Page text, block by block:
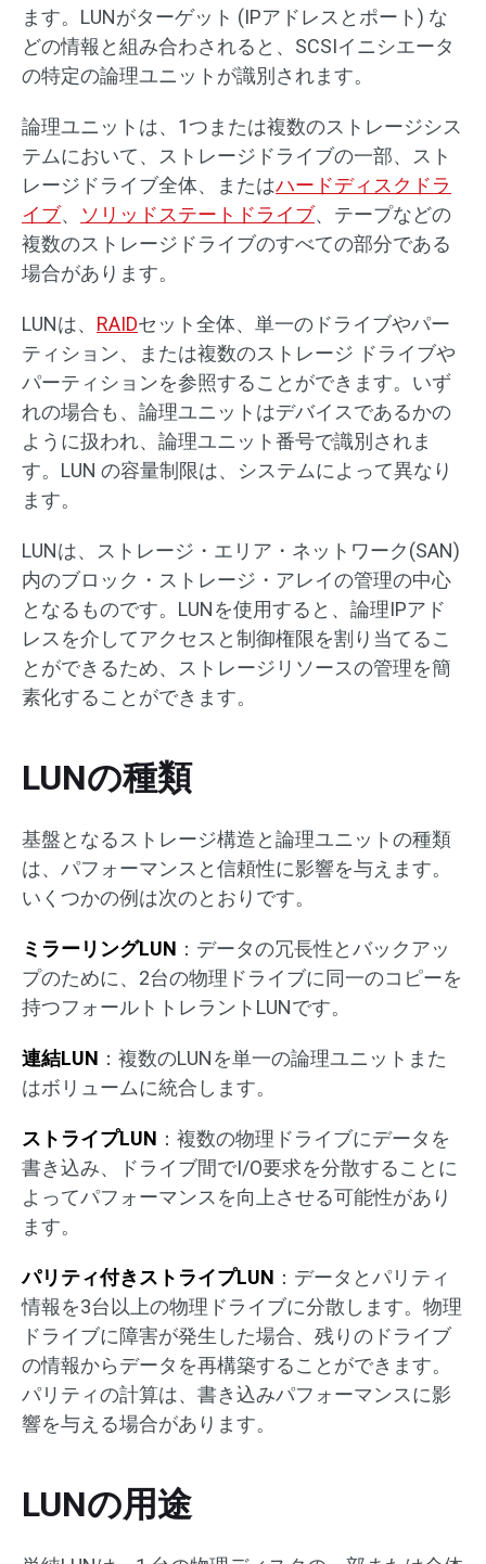
ます。LUNがターゲット (IPアドレスとポート) な
どの情報と組み合わされると、SCSIイニシエータ
の特定の論理ユニットが識別されます。
論理ユニットは、1つまたは複数のストレージシス
テムにおいて、ストレージドライブの一部、スト
レージドライブ全体、またはハードディスクドラ
イブ、 ソリッドステートドライブ、テープなどの
複数のストレージドライブのすべての部分である
場合があります。
LUNは、 RAIDセット全体、単一のドライブやパー
ティション、または複数のストレージ ドライブや
パーティションを参照することができます。いず
れの場合も、論理ユニットはデバイスであるかの
ように扱われ、論理ユニット番号で識別されま
す。LUN の容量制限は、システムによって異なり
ます。
LUNは、ストレージ・エリア・ネットワーク(SAN)
内のブロック・ストレージ・アレイの管理の中心
となるものです。LUNを使用すると、論理IPアド
レスを介してアクセスと制御権限を割り当てるこ
とができるため、ストレージリソースの管理を簡
素化することができます。
LUNの種類
基盤となるストレージ構造と論理ユニットの種類
は、パフォーマンスと信頼性に影響を与えます。
いくつかの例は次のとおりです。
ミラーリングLUN ：データの冗長性とバックアッ
プのために、2台の物理ドライブに同一のコピーを
持つフォールトトレラントLUNです。
連結LUN ：複数のLUNを単一の論理ユニットまた
はボリュームに統合します。
ストライプLUN ：複数の物理ドライブにデータを
書き込み、ドライブ間でI/O要求を分散することに
よってパフォーマンスを向上させる可能性があり
ます。
パリティ付きストライプLUN ：データとパリティ
情報を3台以上の物理ドライブに分散します。物理
ドライブに障害が発生した場合、残りのドライブ
の情報からデータを再構築することができます。
パリティの計算は、書き込みパフォーマンスに影
響を与える場合があります。
LUNの用途